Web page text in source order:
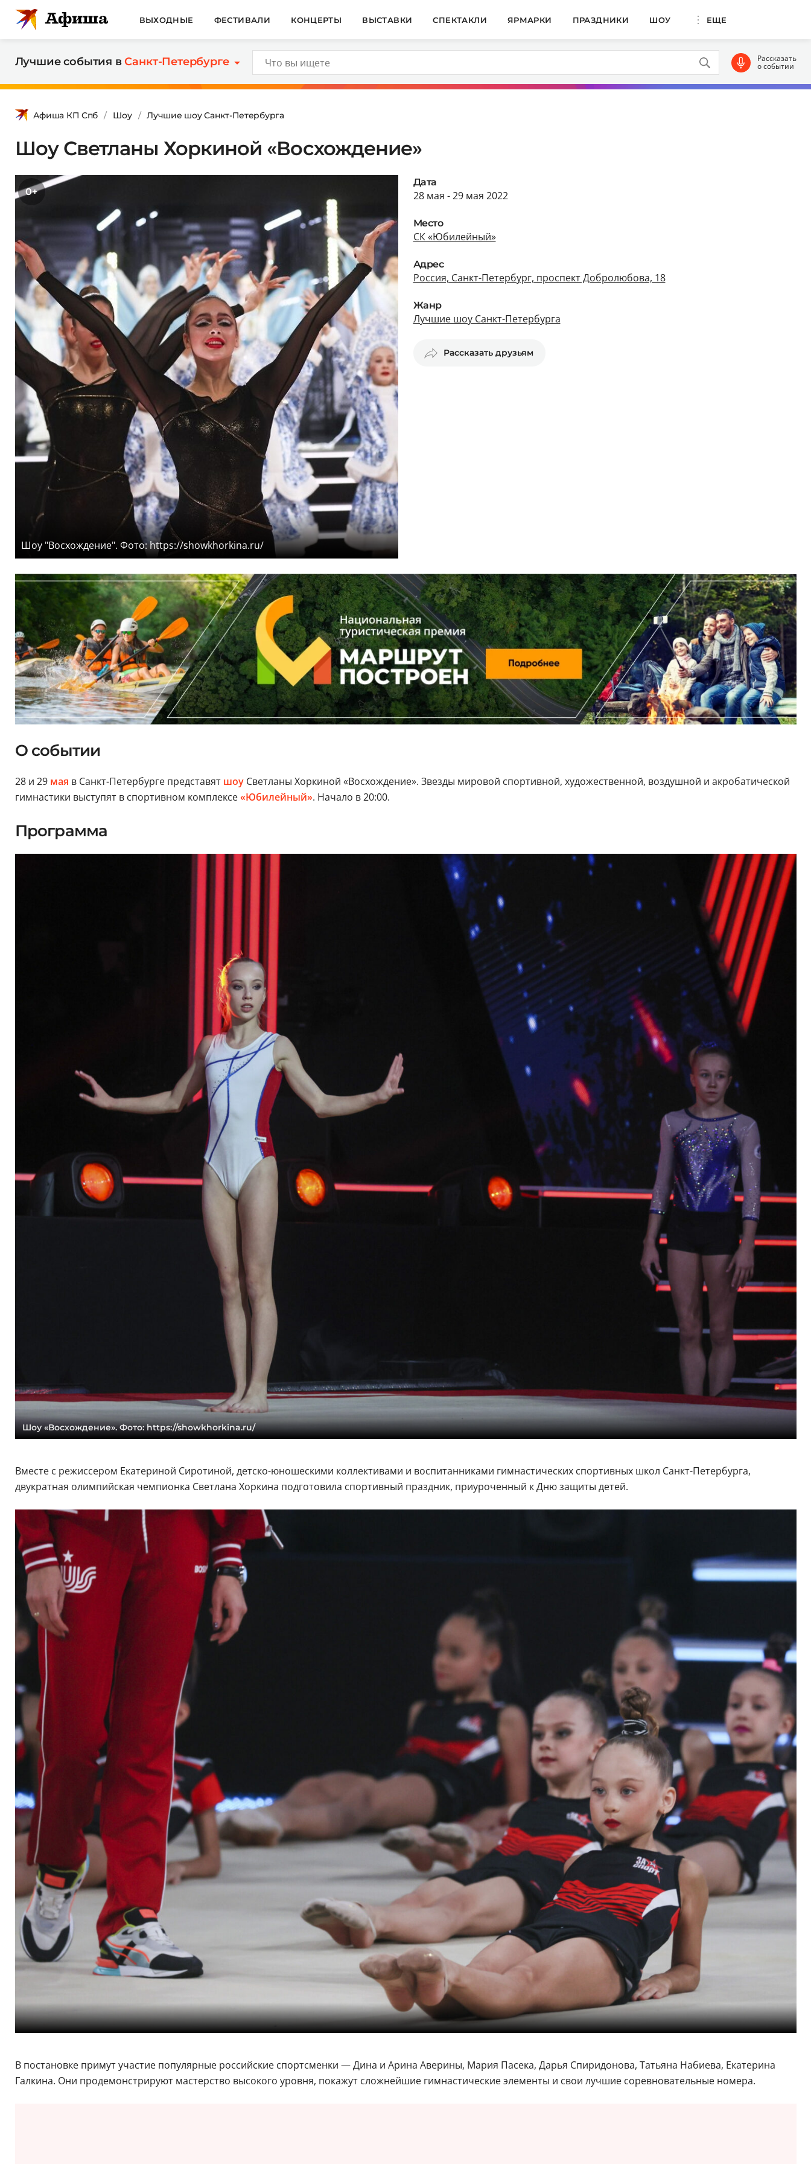
ВЫХОДНЫЕ ФЕСТИВАЛИ КОНЦЕРТЫ ВЫСТАВКИ СПЕКТАКЛИ ЯРМАРКИ ПРАЗДНИКИ ШОУ ЕЩЕ
Лучшие события вСанкт-Петербурге Рассказать
о событии
Афиша КП Спб Шоу Лучшие шоу Санкт-Петербурга
Шоу Светланы Хоркиной «Восхождение»
0+
Шоу "Восхождение". Фото: https://showkhorkina.ru/
Дата
28 мая - 29 мая 2022
Место
СК «Юбилейный»
Адрес
Россия, Санкт-Петербург, проспект Добролюбова, 18
Жанр
Лучшие шоу Санкт-Петербурга
Рассказать друзьям
О событии
28 и 29 мая в Санкт-Петербурге представят шоуСветланы Хоркиной «Восхождение». Звезды мировой спортивной, художественной, воздушной и акробатической
гимнастики выступят в спортивном комплексе«Юбилейный». Начало в 20:00.
Программа
Шоу «Восхождение». Фото: https://showkhorkina.ru/
Вместе с режиссером Екатериной Сиротиной, детско-юношескими коллективами и воспитанниками гимнастических спортивных школ Санкт-Петербурга,
двукратная олимпийская чемпионка Светлана Хоркина подготовила спортивный праздник, приуроченный к Дню защиты детей.
В постановке примут участие популярные российские спортсменки — Дина и Арина Аверины, Мария Пасека, Дарья Спиридонова, Татьяна Набиева, Екатерина
Галкина. Они продемонстрируют мастерство высокого уровня, покажут сложнейшие гимнастические элементы и свои лучшие соревновательные номера.